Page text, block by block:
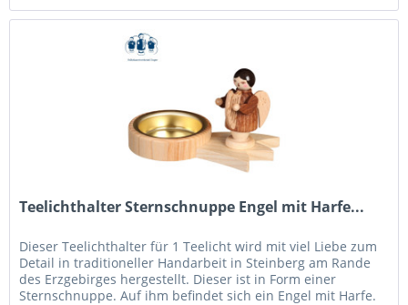
Teelichthalter Sternschnuppe Engel mit Harfe...
Dieser Teelichthalter für 1 Teelicht wird mit viel Liebe zum
Detail in traditioneller Handarbeit in Steinberg am Rande
des Erzgebirges hergestellt. Dieser ist in Form einer
Sternschnuppe. Auf ihm befindet sich ein Engel mit Harfe.